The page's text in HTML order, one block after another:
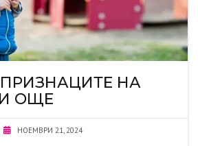
НА
ОЩЕ
НОЕМВРИ 21, 2024